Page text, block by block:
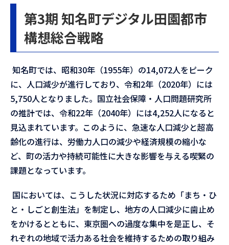
第3期 知名町デジタル田園都市
構想総合戦略
知名町では、昭和30年（1955年）の14,072人をピーク
に、人口減少が進行しており、令和2年（2020年）には
5,750人となりました。国立社会保障・人口問題研究所
の推計では、令和22年（2040年）には4,252人になると
見込まれています。このように、急速な人口減少と超高
齢化の進行は、労働力人口の減少や経済規模の縮小な
ど、町の活力や持続可能性に大きな影響を与える喫緊の
課題となっています。
国においては、こうした状況に対応するため「まち・ひ
と・しごと創生法」を制定し、地方の人口減少に歯止め
をかけるとともに、東京圏への過度な集中を是正し、そ
れぞれの地域で活力ある社会を維持するための取り組み